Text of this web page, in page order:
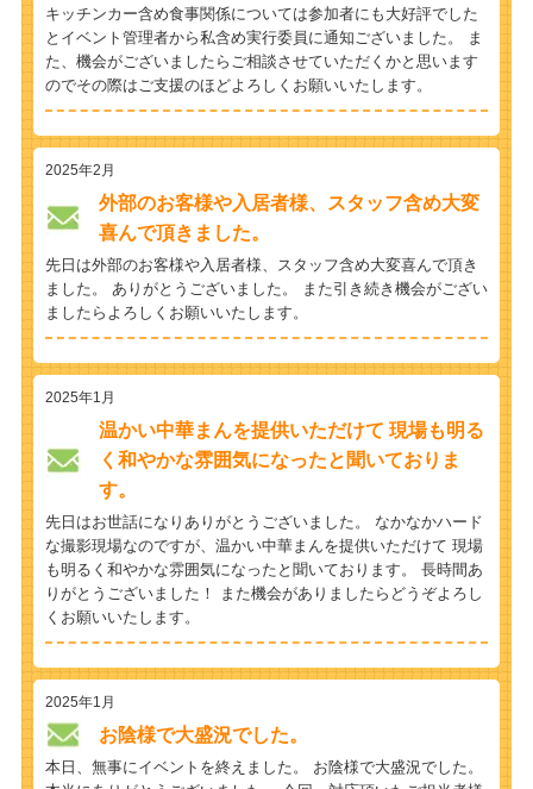
キッチンカー含め食事関係については参加者にも大好評でした
とイベント管理者から私含め実行委員に通知ございました。 ま
た、機会がございましたらご相談させていただくかと思います
のでその際はご支援のほどよろしくお願いいたします。
2025年2月
外部のお客様や入居者様、スタッフ含め大変
喜んで頂きました。
先日は外部のお客様や入居者様、スタッフ含め大変喜んで頂き
ました。 ありがとうございました。 また引き続き機会がござい
ましたらよろしくお願いいたします。
2025年1月
温かい中華まんを提供いただけて 現場も明る
く和やかな雰囲気になったと聞いておりま
す。
先日はお世話になりありがとうございました。 なかなかハード
な撮影現場なのですが、温かい中華まんを提供いただけて 現場
も明るく和やかな雰囲気になったと聞いております。 長時間あ
りがとうございました！ また機会がありましたらどうぞよろし
くお願いいたします。
2025年1月
お陰様で大盛況でした。
本日、無事にイベントを終えました。 お陰様で大盛況でした。